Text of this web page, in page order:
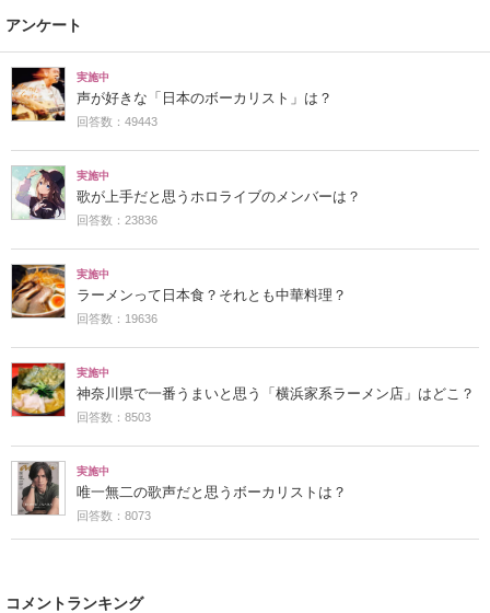
アンケート
実施中
声が好きな「日本のボーカリスト」は？
回答数：49443
実施中
歌が上手だと思うホロライブのメンバーは？
回答数：23836
実施中
ラーメンって日本食？それとも中華料理？
回答数：19636
実施中
神奈川県で一番うまいと思う「横浜家系ラーメン店」はどこ？
回答数：8503
実施中
唯一無二の歌声だと思うボーカリストは？
回答数：8073
コメントランキング